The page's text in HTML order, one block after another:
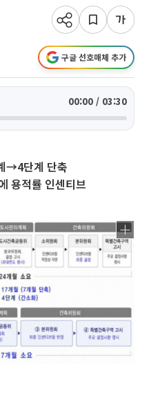
구글 선호매체 추가
00:00 / 03:30
→4단계 단축
용적률 인센티브